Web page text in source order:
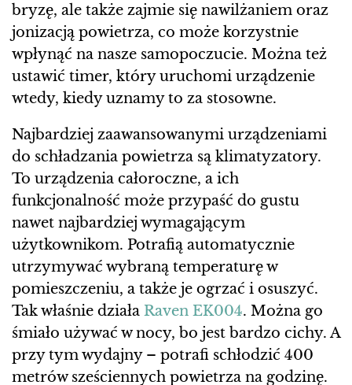
bryzę, ale także zajmie się nawilżaniem oraz
jonizacją powietrza, co może korzystnie
wpłynąć na nasze samopoczucie. Można też
ustawić timer, który uruchomi urządzenie
wtedy, kiedy uznamy to za stosowne.
Najbardziej zaawansowanymi urządzeniami
do schładzania powietrza są klimatyzatory.
To urządzenia całoroczne, a ich
funkcjonalność może przypaść do gustu
nawet najbardziej wymagającym
użytkownikom. Potrafią automatycznie
utrzymywać wybraną temperaturę w
pomieszczeniu, a także je ogrzać i osuszyć.
Tak właśnie działa Raven EK004. Można go
śmiało używać w nocy, bo jest bardzo cichy. A
przy tym wydajny – potrafi schłodzić 400
metrów sześciennych powietrza na godzinę.